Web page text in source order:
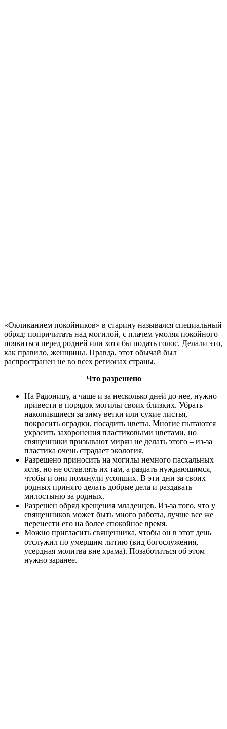
«Окликанием покойников» в старину назывался специальный
обряд: попричитать над могилой, с плачем умоляя покойного
появиться перед родней или хотя бы подать голос. Делали это,
как правило, женщины. Правда, этот обычай был
распространен не во всех регионах страны.
Что разрешено
На Радоницу, а чаще и за несколько дней до нее, нужно
привести в порядок могилы своих близких. Убрать
накопившиеся за зиму ветки или сухие листья,
покрасить оградки, посадить цветы. Многие пытаются
украсить захоронения пластиковыми цветами, но
священники призывают мирян не делать этого – из-за
пластика очень страдает экология.
Разрешено приносить на могилы немного пасхальных
яств, но не оставлять их там, а раздать нуждающимся,
чтобы и они помянули усопших. В эти дни за своих
родных принято делать добрые дела и раздавать
милостыню за родных.
Разрешен обряд крещения младенцев. Из-за того, что у
священников может быть много работы, лучше все же
перенести его на более спокойное время.
Можно пригласить священника, чтобы он в этот день
отслужил по умершим литию (вид богослужения,
усердная молитва вне храма). Позаботиться об этом
нужно заранее.